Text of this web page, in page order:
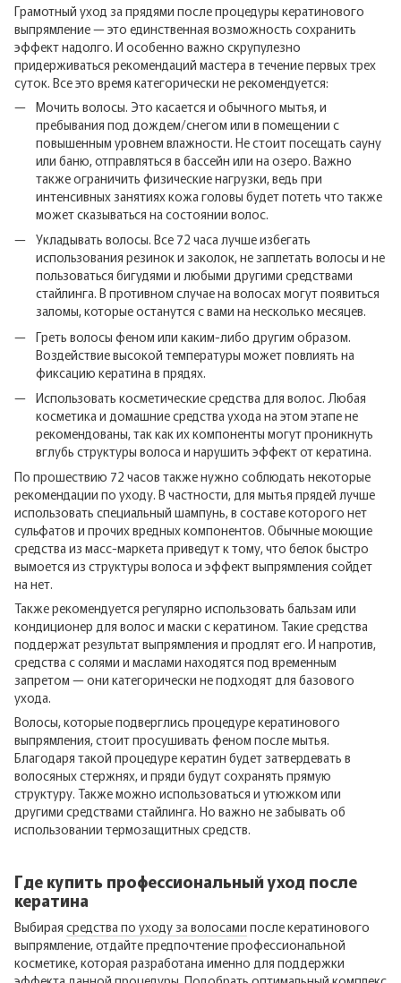
Грамотный уход за прядями после процедуры кератинового
выпрямление — это единственная возможность сохранить
эффект надолго. И особенно важно скрупулезно
придерживаться рекомендаций мастера в течение первых трех
суток. Все это время категорически не рекомендуется:
Мочить волосы. Это касается и обычного мытья, и
пребывания под дождем/снегом или в помещении с
повышенным уровнем влажности. Не стоит посещать сауну
или баню, отправляться в бассейн или на озеро. Важно
также ограничить физические нагрузки, ведь при
интенсивных занятиях кожа головы будет потеть что также
может сказываться на состоянии волос.
Укладывать волосы. Все 72 часа лучше избегать
использования резинок и заколок, не заплетать волосы и не
пользоваться бигудями и любыми другими средствами
стайлинга. В противном случае на волосах могут появиться
заломы, которые останутся с вами на несколько месяцев.
Греть волосы феном или каким-либо другим образом.
Воздействие высокой температуры может повлиять на
фиксацию кератина в прядях.
Использовать косметические средства для волос. Любая
косметика и домашние средства ухода на этом этапе не
рекомендованы, так как их компоненты могут проникнуть
вглубь структуры волоса и нарушить эффект от кератина.
По прошествию 72 часов также нужно соблюдать некоторые
рекомендации по уходу. В частности, для мытья прядей лучше
использовать специальный шампунь, в составе которого нет
сульфатов и прочих вредных компонентов. Обычные моющие
средства из масс-маркета приведут к тому, что белок быстро
вымоется из структуры волоса и эффект выпрямления сойдет
на нет.
Также рекомендуется регулярно использовать бальзам или
кондиционер для волос и маски с кератином. Такие средства
поддержат результат выпрямления и продлят его. И напротив,
средства с солями и маслами находятся под временным
запретом — они категорически не подходят для базового
ухода.
Волосы, которые подверглись процедуре кератинового
выпрямления, стоит просушивать феном после мытья.
Благодаря такой процедуре кератин будет затвердевать в
волосяных стержнях, и пряди будут сохранять прямую
структуру. Также можно использоваться и утюжком или
другими средствами стайлинга. Но важно не забывать об
использовании термозащитных средств.
Где купить профессиональный уход после
кератина
Выбирая средства по уходу за волосами после кератинового
выпрямление, отдайте предпочтение профессиональной
косметике, которая разработана именно для поддержки